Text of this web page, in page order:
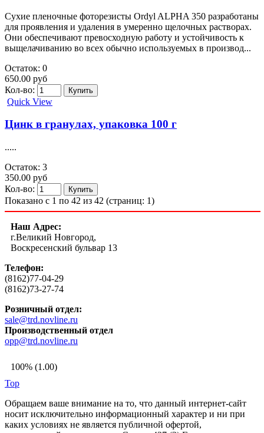
Сухие пленочные фоторезисты Ordyl ALPHA 350 разработаны
для проявления и удаления в умеренно щелочных растворах.
Они обеспечивают превосходную работу и устойчивость к
выщелачиванию во всех обычно используемых в производ...
Остаток: 0
650.00 руб
Кол-во:
Quick View
Цинк в гранулах, упаковка 100 г
.....
Остаток: 3
350.00 руб
Кол-во:
Показано с 1 по 42 из 42 (страниц: 1)
Наш Адрес:
г.Великий Новгород,
Воскресенский бульвар 13
Телефон:
(8162)77-04-29
(8162)73-27-74
Розничный отдел:
sale@trd.novline.ru
Производственный отдел
opp@trd.novline.ru
100% (1.00)
Top
Обращаем ваше внимание на то, что данный интернет-сайт
носит исключительно информационный характер и ни при
каких условиях не является публичной офертой,